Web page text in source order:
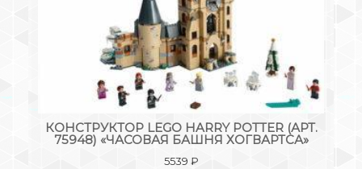
КОНСТРУКТОР LEGO HARRY POTTER (АРТ.
75948) «ЧАСОВАЯ БАШНЯ ХОГВАРТСА»
5539 ₽